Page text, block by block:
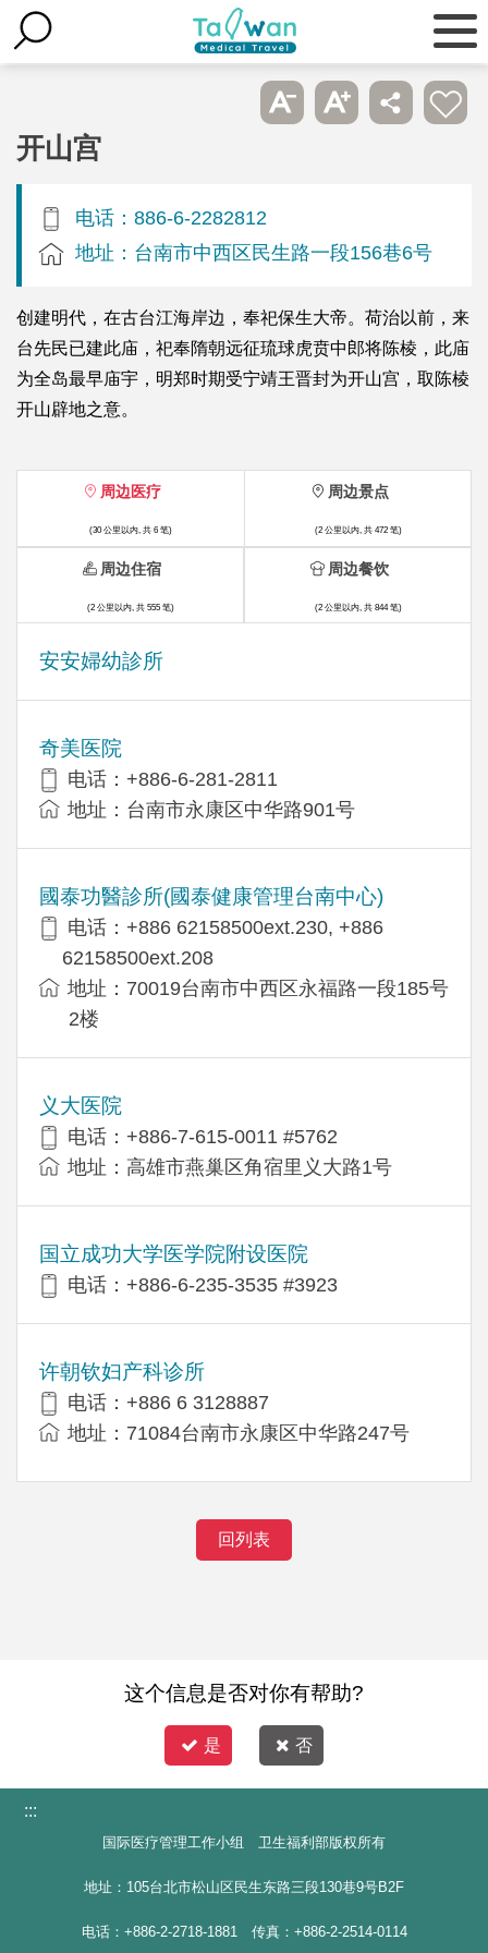
开山宫
电话：886-6-2282812
地址：台南市中西区民生路一段156巷6号
创建明代，在古台江海岸边，奉祀保生大帝。荷治以前，来
台先民已建此庙，祀奉隋朝远征琉球虎贲中郎将陈棱，此庙
为全岛最早庙宇，明郑时期受宁靖王晋封为开山宫，取陈棱
开山辟地之意。
周边医疗
(30 公里以内, 共 6 笔)
安安婦幼診所
奇美医院
电话：+886-6-281-2811
地址：台南市永康区中华路901号
國泰功醫診所(國泰健康管理台南中心)
电话：+886 62158500ext.230, +886
62158500ext.208
地址：70019台南市中西区永福路一段185号
2楼
义大医院
电话：+886-7-615-0011 #5762
地址：高雄市燕巢区角宿里义大路1号
国立成功大学医学院附设医院
电话：+886-6-235-3535 #3923
许朝钦妇产科诊所
电话：+886 6 3128887
地址：71084台南市永康区中华路247号
周边景点
(2 公里以内, 共 472 笔)
周边住宿
(2 公里以内, 共 555 笔)
周边餐饮
(2 公里以内, 共 844 笔)
回列表
这个信息是否对你有帮助?
是 否
:::
国际医疗管理工作小组 卫生福利部版权所有
地址：105台北市松山区民生东路三段130巷9号B2F
电话：+886-2-2718-1881 传真：+886-2-2514-0114